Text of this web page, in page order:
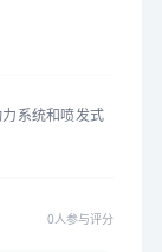
系统和喷发式
0人参与评分
5.0分